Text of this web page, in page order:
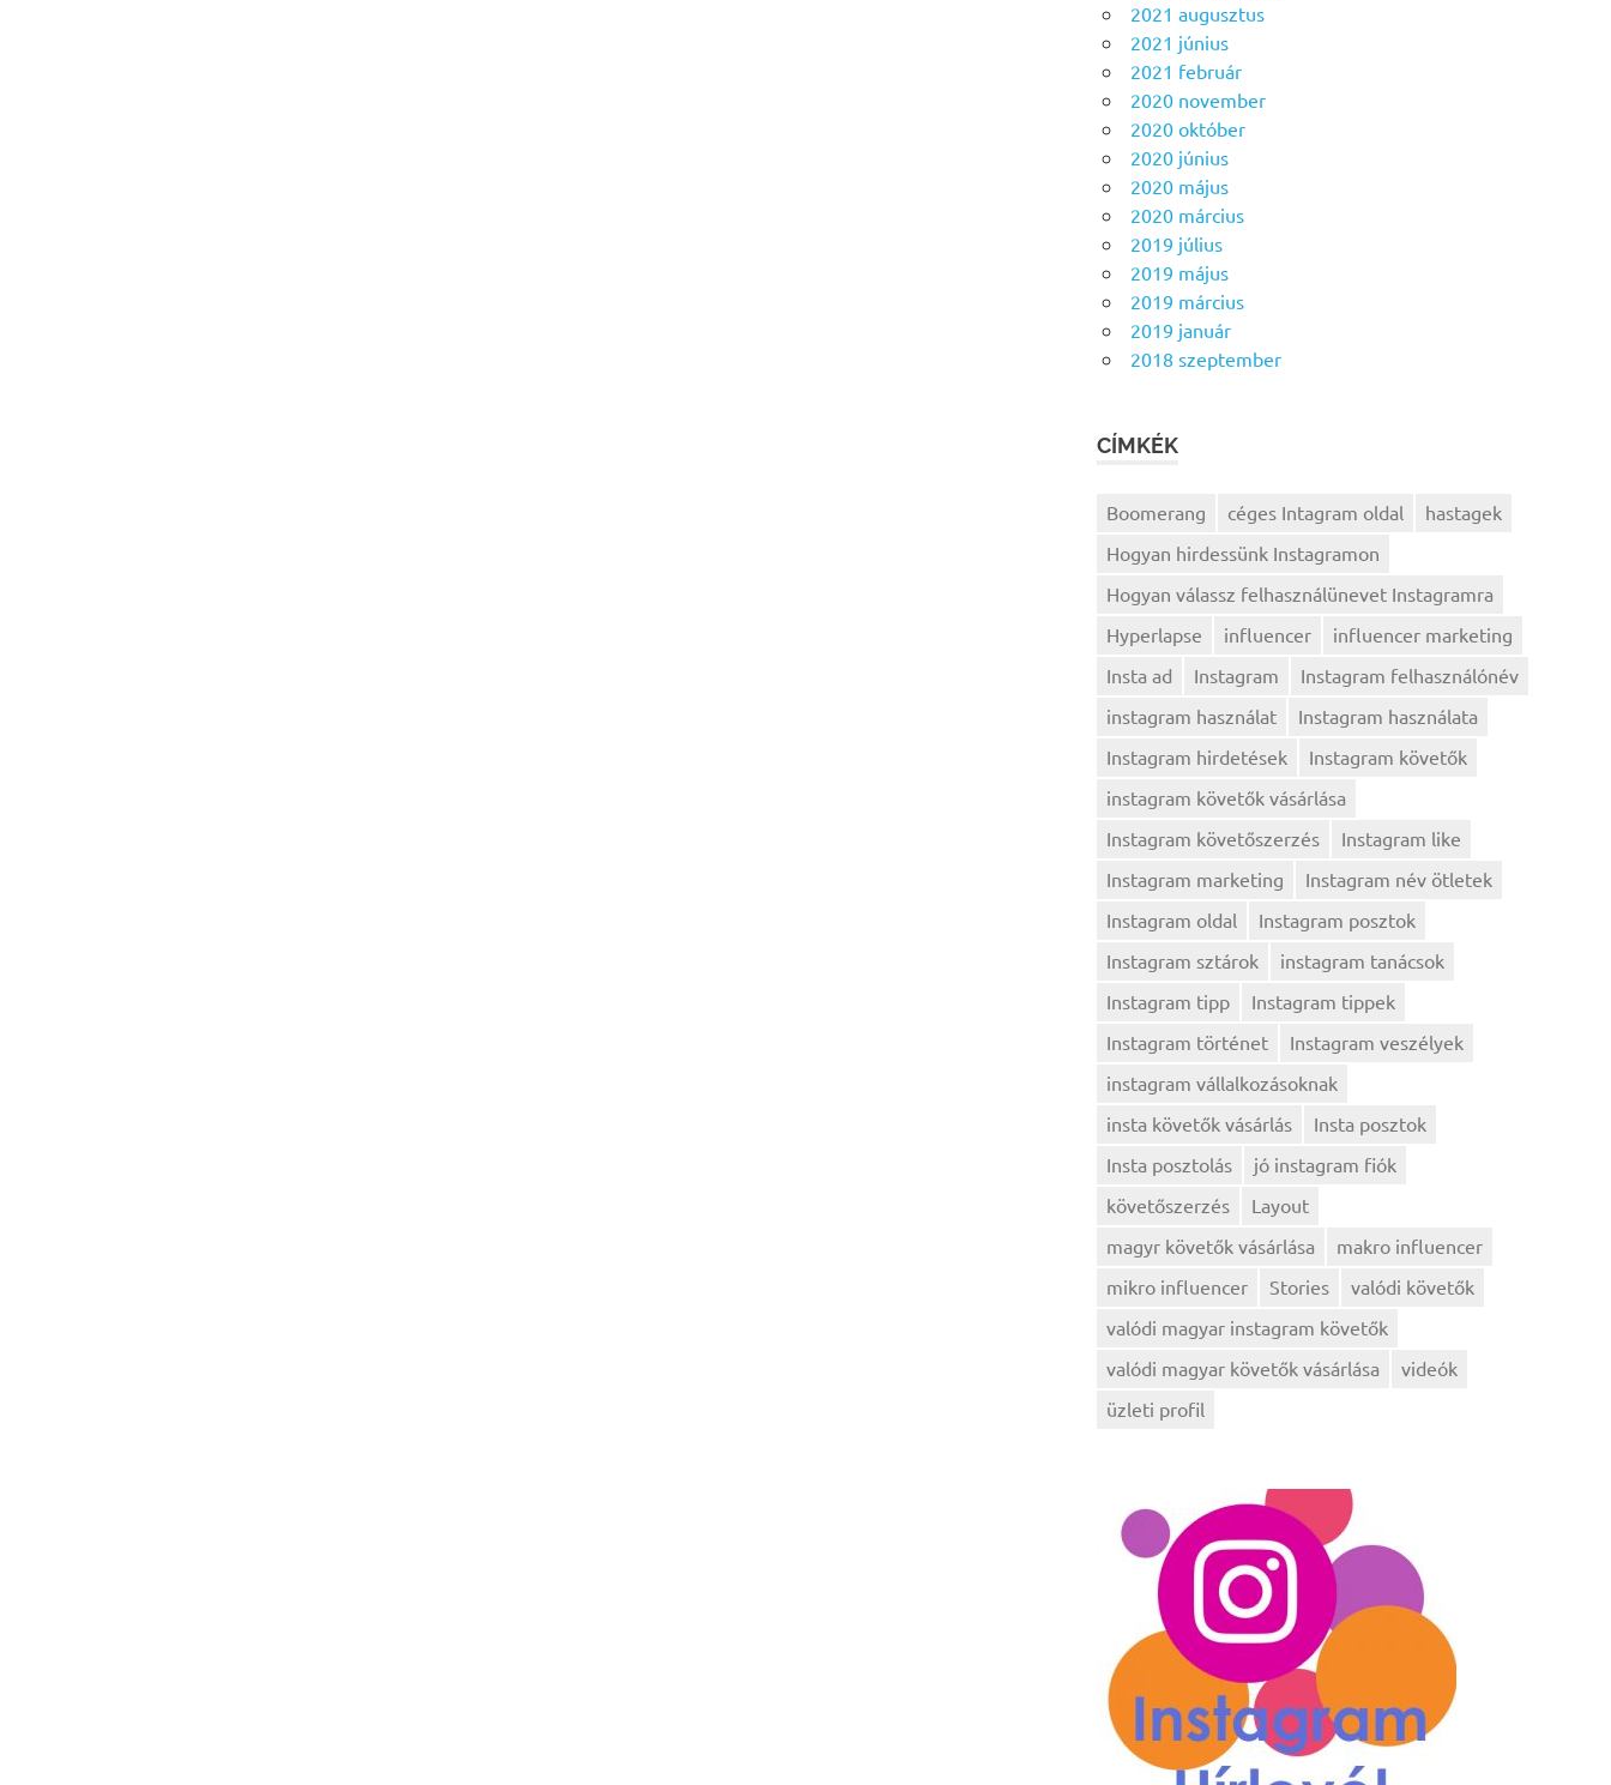
2021 augusztus
2021 június
2021 február
2020 november
2020 október
2020 június
2020 május
2020 március
2019 július
2019 május
2019 március
2019 január
2018 szeptember
CÍMKÉK
Boomerang céges Intagram oldal
hastagek
Hogyan hirdessünk Instagramon
Hogyan válassz felhasználünevet Instagramra
Hyperlapse
influencer
influencer marketing
Insta ad
Instagram
Instagram felhasználónév
instagram használat
Instagram használata
Instagram hirdetések
Instagram követők
instagram követők vásárlása
Instagram követőszerzés
Instagram like
Instagram marketing
Instagram név ötletek
Instagram oldal
Instagram posztok
Instagram sztárok
instagram tanácsok
Instagram tipp
Instagram tippek
Instagram történet
Instagram veszélyek
instagram vállalkozásoknak
insta követők vásárlás
Insta posztok
Insta posztolás
jó instagram fiók
követőszerzés
Layout
magyr követők vásárlása
makro influencer
mikro influencer
Stories
valódi követők
valódi magyar instagram követők
valódi magyar követők vásárlása
videók
üzleti profil